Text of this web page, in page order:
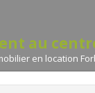
au
en location